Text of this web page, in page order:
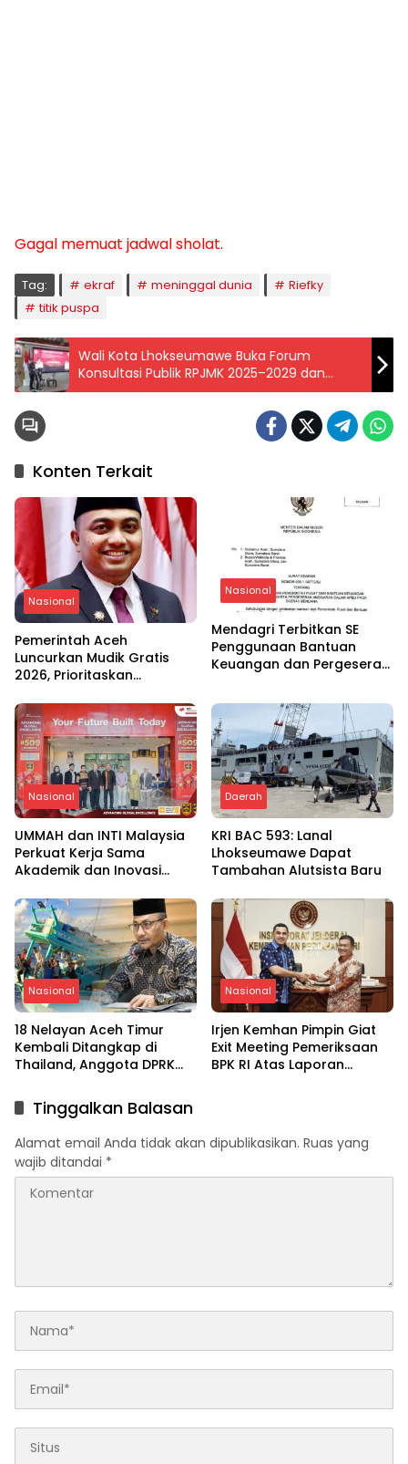
Gagal memuat jadwal sholat.
Tag: ekraf meninggal dunia
Riefky
titik puspa
Wali Kota Lhokseumawe Buka Forum
Konsultasi Publik RPJMK 2025–2029 dan
Musrenbang RKPK 2026, Ini 15 Program
Konten Terkait
Nasional
Pemerintah Aceh
Luncurkan Mudik Gratis
2026, Prioritaskan
Nasional
Mendagri Terbitkan SE
Penggunaan Bantuan
Keuangan dan Pergeseran
Nasional
UMMAH dan INTI Malaysia
Perkuat Kerja Sama
Akademik dan Inovasi
Daerah
KRI BAC 593: Lanal
Lhokseumawe Dapat
Tambahan Alutsista Baru
Nasional
18 Nelayan Aceh Timur
Kembali Ditangkap di
Thailand, Anggota DPRK
Nasional
Irjen Kemhan Pimpin Giat
Exit Meeting Pemeriksaan
BPK RI Atas Laporan
Tinggalkan Balasan
Alamat email Anda tidak akan dipublikasikan. Ruas yang
wajib ditandai *